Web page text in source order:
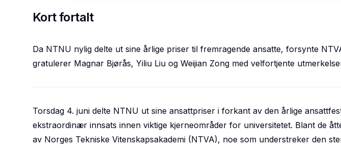
Kort fortalt
Da NTNU nylig delte ut sine årlige priser til fremragende ansatte, forsynte
gratulerer Magnar Bjørås, Yiliu Liu og Weijian Zong med velfortjente
Torsdag 4. juni delte NTNU ut sine ansattpriser i forkant av den årlige
ekstraordinær innsats innen viktige kjerneområder for universitetet. Blant de
av Norges Tekniske Vitenskapsakademi (NTVA), noe som understreker den